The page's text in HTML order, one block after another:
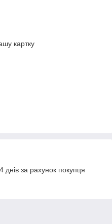
картку
за рахунок покупця